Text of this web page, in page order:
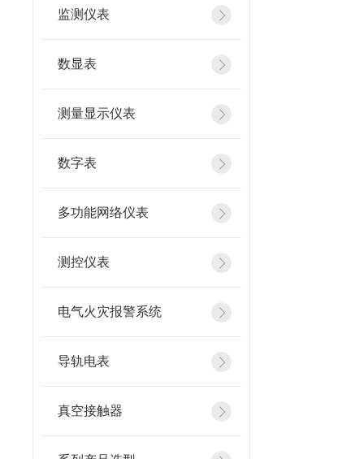
监测仪表
数显表
测量显示仪表
数字表
多功能网络仪表
测控仪表
电气火灾报警系统
导轨电表
真空接触器